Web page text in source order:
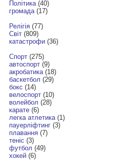
Політика(40)
громада(17)
Релігія(77)
Світ(809)
катастрофи(36)
Спорт(275)
автоспорт(9)
акробатика(18)
баскетбол (29)
бокс (14)
велоспорт(10)
волейбол (28)
карате(6)
легка атлетика(1)
пауерліфтинг(3)
плавання(7)
теніс (3)
футбол (49)
хокей(6)